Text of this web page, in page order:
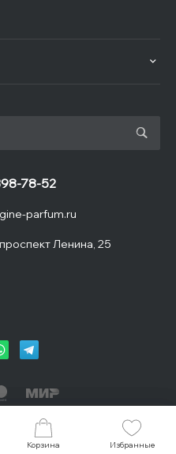
Корзина Избранные
Корзина Избранные
parfum.ru
78-52
Ленина, 25
права защищены